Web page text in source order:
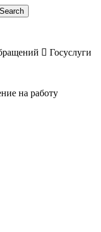
Search
Госуслуги
на работу